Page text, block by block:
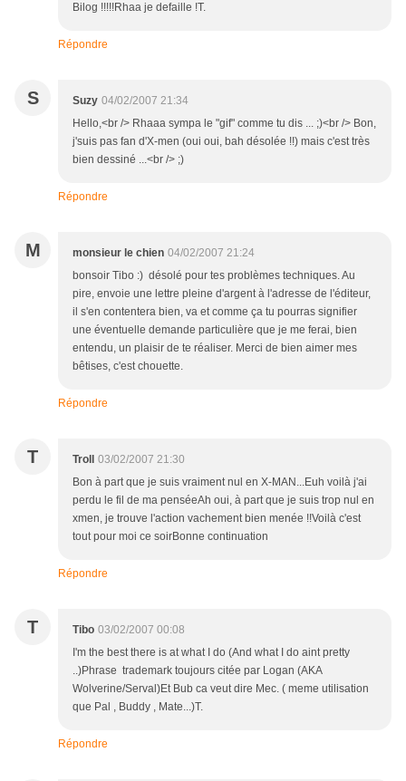
Bilog !!!!!Rhaa je defaille !T.
Répondre
S Suzy 04/02/2007 21:34
Hello,<br /> Rhaaa sympa le "gif" comme tu dis ... ;)<br /> Bon,
j'suis pas fan d'X-men (oui oui, bah désolée !!) mais c'est très
bien dessiné ...<br /> ;)
Répondre
M monsieur le chien 04/02/2007 21:24
bonsoir Tibo :) désolé pour tes problèmes techniques. Au
pire, envoie une lettre pleine d'argent à l'adresse de l'éditeur,
il s'en contentera bien, va et comme ça tu pourras signifier
une éventuelle demande particulière que je me ferai, bien
entendu, un plaisir de te réaliser. Merci de bien aimer mes
bêtises, c'est chouette.
Répondre
T Troll
03/02/2007 21:30
Bon à part que je suis vraiment nul en X-MAN...Euh voilà j'ai
perdu le fil de ma penséeAh oui, à part que je suis trop nul en
xmen, je trouve l'action vachement bien menée !!Voilà c'est
tout pour moi ce soirBonne continuation
Répondre
T Tibo 03/02/2007 00:08
I'm the best there is at what I do (And what I do aint pretty
..)Phrase trademark toujours citée par Logan (AKA
Wolverine/Serval)Et Bub ca veut dire Mec. ( meme utilisation
que Pal , Buddy , Mate...)T.
Répondre